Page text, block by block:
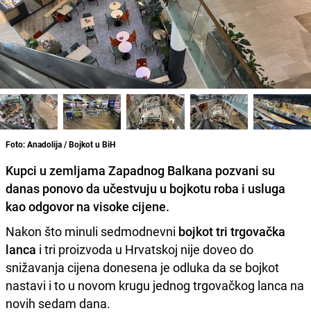
Foto: Anadolija / Bojkot u BiH
Kupci u zemljama Zapadnog Balkana pozvani su
danas ponovo da učestvuju u bojkotu roba i usluga
kao odgovor na visoke cijene.
Nakon što minuli sedmodnevni bojkot tri trgovačka
lanca i tri proizvoda u Hrvatskoj nije doveo do
snižavanja cijena donesena je odluka da se bojkot
nastavi i to u novom krugu jednog trgovačkog lanca na
novih sedam dana.